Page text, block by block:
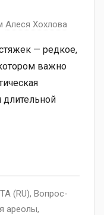
Алеся Хохлова
— редкое,
важно
длительной
(RU), Вопрос-
ареолы,